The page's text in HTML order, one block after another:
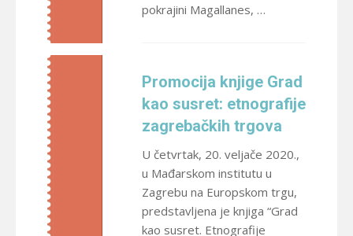
pokrajini Magallanes, …
Promocija knjige Grad
kao susret: etnografije
zagrebačkih trgova
U četvrtak, 20. veljače 2020.,
u Mađarskom institutu u
Zagrebu na Europskom trgu,
predstavljena je knjiga “Grad
kao susret. Etnografije